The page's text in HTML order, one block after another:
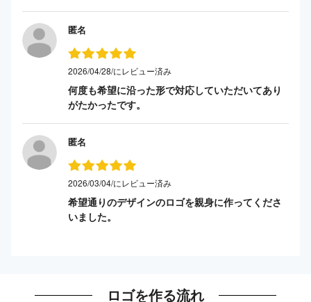
匿名
2026/04/28/にレビュー済み
何度も希望に沿った形で対応していただいてあり
がたかったです。
匿名
2026/03/04/にレビュー済み
希望通りのデザインのロゴを親身に作ってくださ
いました。
ロゴを作る流れ